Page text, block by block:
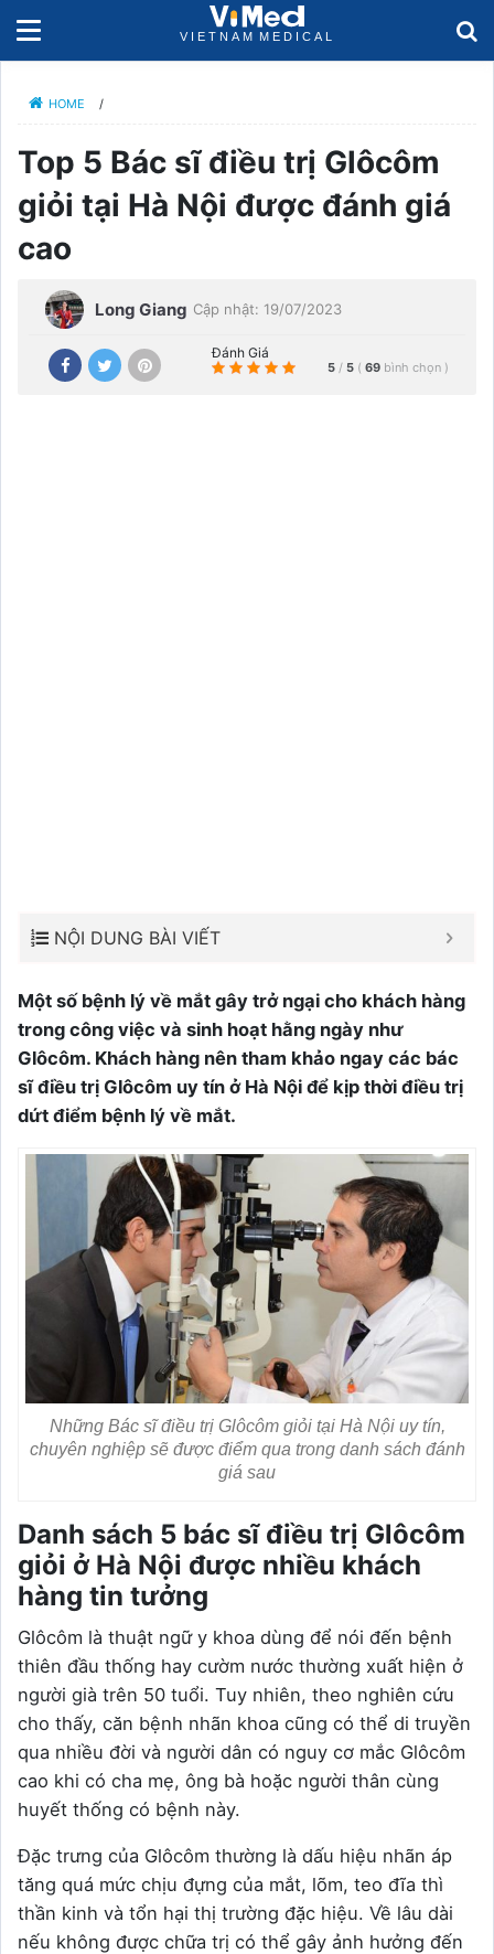
HOME /
Top 5 Bác sĩ điều trị Glôcôm
giỏi tại Hà Nội được đánh giá
cao
Long Giang Cập nhật: 19/07/2023
Đánh Giá
5 / 5 ( 69 bình chọn )
NỘI DUNG BÀI VIẾT
Một số bệnh lý về mắt gây trở ngại cho khách hàng
trong công việc và sinh hoạt hằng ngày như
Glôcôm. Khách hàng nên tham khảo ngay các bác
sĩ điều trị Glôcôm uy tín ở Hà Nội để kịp thời điều trị
dứt điểm bệnh lý về mắt.
Những Bác sĩ điều trị Glôcôm giỏi tại Hà Nội uy tín,
chuyên nghiệp sẽ được điểm qua trong danh sách đánh
giá sau
Danh sách 5 bác sĩ điều trị Glôcôm
giỏi ở Hà Nội được nhiều khách
hàng tin tưởng
Glôcôm là thuật ngữ y khoa dùng để nói đến bệnh
thiên đầu thống hay cườm nước thường xuất hiện ở
người già trên 50 tuổi. Tuy nhiên, theo nghiên cứu
cho thấy, căn bệnh nhãn khoa cũng có thể di truyền
qua nhiều đời và người dân có nguy cơ mắc Glôcôm
cao khi có cha mẹ, ông bà hoặc người thân cùng
huyết thống có bệnh này.
Đặc trưng của Glôcôm thường là dấu hiệu nhãn áp
tăng quá mức chịu đựng của mắt, lõm, teo đĩa thì
thần kinh và tổn hại thị trường đặc hiệu. Về lâu dài
nếu không được chữa trị có thể gây ảnh hưởng đến